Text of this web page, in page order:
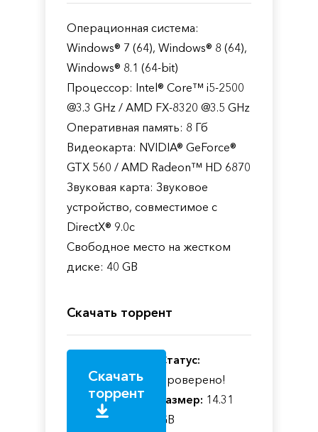
Операционная система:
Windows® 7 (64), Windows® 8 (64),
Windows® 8.1 (64-bit)
Процессор: Intel® Core™ i5-2500
@3.3 GHz / AMD FX-8320 @3.5 GHz
Оперативная память: 8 Гб
Видеокарта: NVIDIA® GeForce®
GTX 560 / AMD Radeon™ HD 6870
Звуковая карта: Звуковое
устройство, совместимое с
DirectX® 9.0с
Свободное место на жестком
диске: 40 GB
Скачать торрент
Скачать
торрент
Статус:
Проверено!
Размер: 14.31
GB